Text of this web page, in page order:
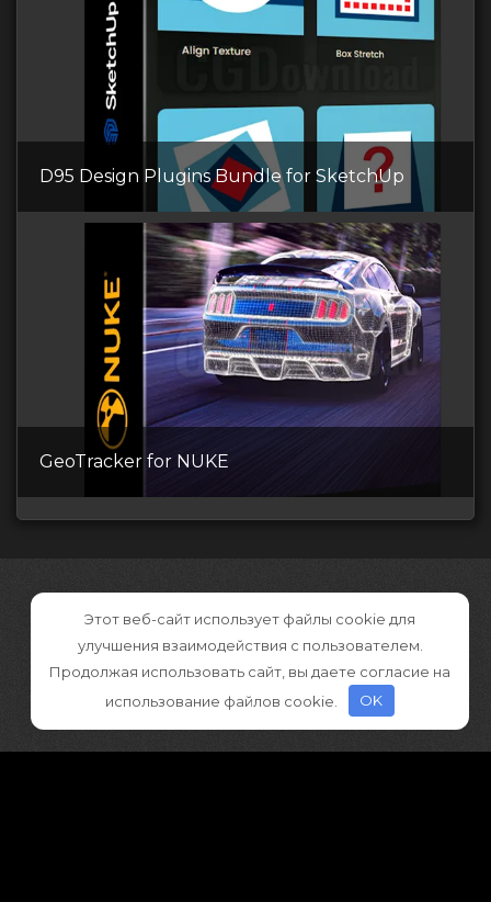
D95 Design Plugins Bundle for SketchUp
GeoTracker for NUKE
Этот веб-сайт использует файлы cookie для
улучшения взаимодействия с пользователем.
Продолжая использовать сайт, вы даете согласие на
использование файлов cookie.
OK